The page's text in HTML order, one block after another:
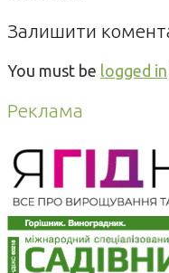
Залишити
You must be logged in
Реклама